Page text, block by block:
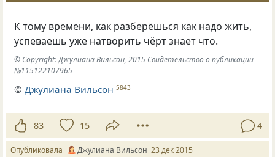
К тому времени, как разберёшься как надо жить,
успеваешь уже натворить чёрт знает что.
© Copyright: Джулиана Вильсон, 2015 Свидетельство о публикации
№115122107965
© Джулиана Вильсон 5843
83 15 4
Опубликовала Джулиана Вильсон 23 дек 2015